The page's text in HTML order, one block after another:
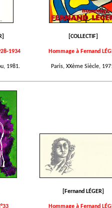
1934
1981.
[COLLECTIF]
Hommage à Fernand
Paris, XXème Siècle,
[Fernand LÉGER]
Hommage à Fernand